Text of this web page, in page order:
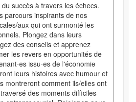
succès à travers les échecs.
parcours inspirants de nos
aux qui ont surmonté les
Plongez dans leurs
des conseils et apprenez
les revers en opportunités de
es issu-es de l'économie
leurs histoires avec humour et
montreront comment ils/elles ont
des moments difficiles